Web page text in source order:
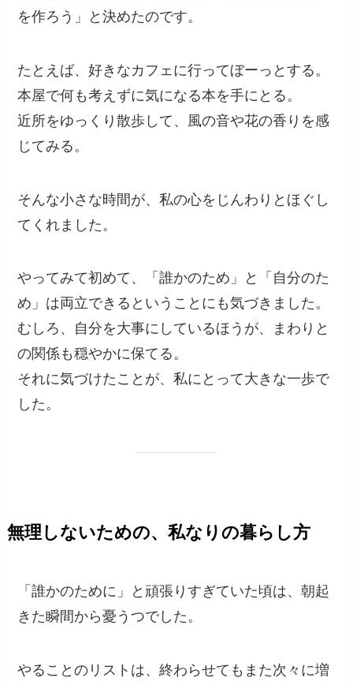
を作ろう」と決めたのです。
たとえば、好きなカフェに行ってぼーっとする。
本屋で何も考えずに気になる本を手にとる。
近所をゆっくり散歩して、風の音や花の香りを感
じてみる。
そんな小さな時間が、私の心をじんわりとほぐし
てくれました。
やってみて初めて、「誰かのため」と「自分のた
め」は両立できるということにも気づきました。
むしろ、自分を大事にしているほうが、まわりと
の関係も穏やかに保てる。
それに気づけたことが、私にとって大きな一歩で
した。
無理しないための、私なりの暮らし方
「誰かのために」と頑張りすぎていた頃は、朝起
きた瞬間から憂うつでした。
やることのリストは、終わらせてもまた次々に増